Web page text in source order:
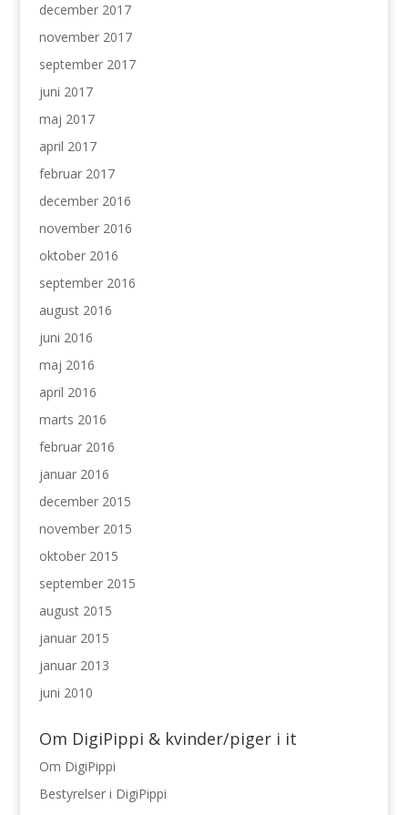
december 2017
november 2017
september 2017
juni 2017
maj 2017
april 2017
februar 2017
december 2016
november 2016
oktober 2016
september 2016
august 2016
juni 2016
maj 2016
april 2016
marts 2016
februar 2016
januar 2016
december 2015
november 2015
oktober 2015
september 2015
august 2015
januar 2015
januar 2013
juni 2010
Om DigiPippi & kvinder/piger i it
Om DigiPippi
Bestyrelser i DigiPippi